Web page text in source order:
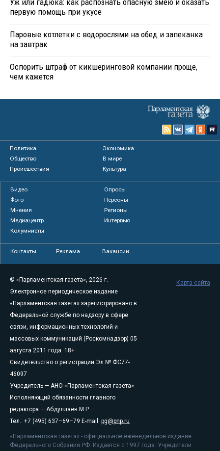
первую помощь при укусе
Паровые котлетки с водорослями на обед и запеканка
на завтрак
Оспорить штраф от кикшеринговой компании проще,
чем кажется
Политика
Экономика
Общество
В мире
Происшествия
Культура
Видео
Опросы
Фото
Персоны
Мнения
Регионы
Медиацентр
Интервью
Колумнисты
Контакты Реклама Вакансии
© «Парламентская газета», 2026 г.
Электронное периодическое издание
«Парламентская газета» зарегистрировано в
Федеральной службе по надзору в сфере
связи, информационных технологий и
массовых коммуникаций (Роскомнадзор) 05
августа 2011 года. 18+
Свидетельство о регистрации Эл № ФС77-
46097
Учредитель — АНО «Парламентская газета»
Исполняющий обязанности главного
редактора — Абдуллаев М.Р.
Тел.: +7 (495) 637–69–79 E-mail: pg@pnp.ru
«Парламентская газета» - официальное еженедельное издание
Федерального Собрания РФ. Издается с 1997 года. Учредители
Карта сайта